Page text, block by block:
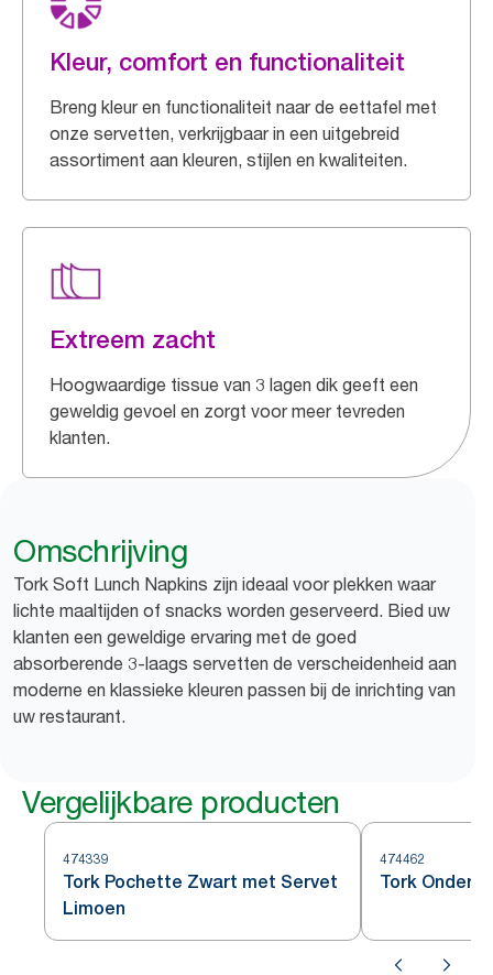
Kleur, comfort en functionaliteit
Breng kleur en functionaliteit naar de eettafel met
onze servetten, verkrijgbaar in een uitgebreid
assortiment aan kleuren, stijlen en kwaliteiten.
Extreem zacht
Hoogwaardige tissue van 3 lagen dik geeft een
geweldig gevoel en zorgt voor meer tevreden
klanten.
Omschrijving
Tork Soft Lunch Napkins zijn ideaal voor plekken waar
lichte maaltijden of snacks worden geserveerd. Bied uw
klanten een geweldige ervaring met de goed
absorberende 3-laags servetten de verscheidenheid aan
moderne en klassieke kleuren passen bij de inrichting van
uw restaurant.
Vergelijkbare producten
474339
Tork Pochette Zwart met Servet
Limoen
474462
Tork